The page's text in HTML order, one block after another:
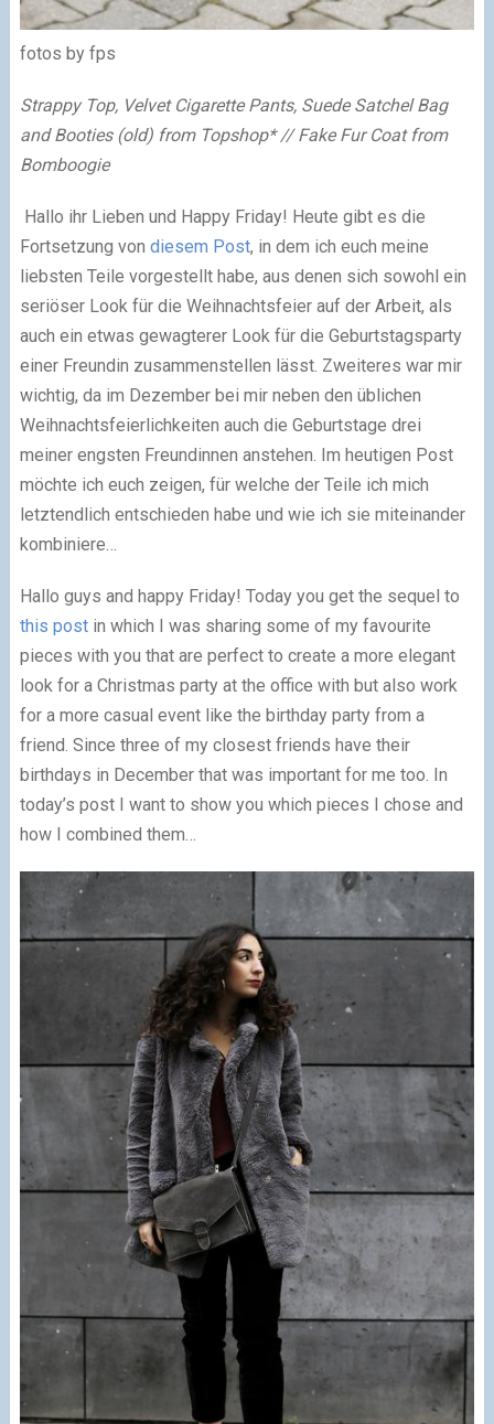
fotos by fps
Strappy Top, Velvet Cigarette Pants, Suede Satchel Bag
and Booties (old) from Topshop* // Fake Fur Coat from
Bomboogie
Hallo ihr Lieben und Happy Friday! Heute gibt es die
Fortsetzung von diesem Post, in dem ich euch meine
liebsten Teile vorgestellt habe, aus denen sich sowohl ein
seriöser Look für die Weihnachtsfeier auf der Arbeit, als
auch ein etwas gewagterer Look für die Geburtstagsparty
einer Freundin zusammenstellen lässt. Zweiteres war mir
wichtig, da im Dezember bei mir neben den üblichen
Weihnachtsfeierlichkeiten auch die Geburtstage drei
meiner engsten Freundinnen anstehen. Im heutigen Post
möchte ich euch zeigen, für welche der Teile ich mich
letztendlich entschieden habe und wie ich sie miteinander
kombiniere…
Hallo guys and happy Friday! Today you get the sequel to
this post in which I was sharing some of my favourite
pieces with you that are perfect to create a more elegant
look for a Christmas party at the office with but also work
for a more casual event like the birthday party from a
friend. Since three of my closest friends have their
birthdays in December that was important for me too. In
today’s post I want to show you which pieces I chose and
how I combined them…